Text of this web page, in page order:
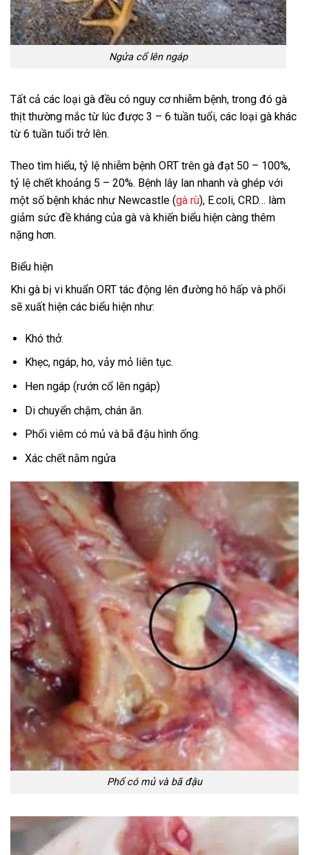
Ngửa cổ lên ngáp
Tất cả các loại gà đều có nguy cơ nhiễm bệnh, trong đó gà
thịt thường mắc từ lúc được 3 – 6 tuần tuổi, các loại gà khác
từ 6 tuần tuổi trở lên.
Theo tìm hiểu, tỷ lệ nhiễm bệnh ORT trên gà đạt 50 – 100%,
tỷ lệ chết khoảng 5 – 20%. Bệnh lây lan nhanh và ghép với
một số bệnh khác như Newcastle (gà rù), E.coli, CRD… làm
giảm sức đề kháng của gà và khiến biểu hiện càng thêm
nặng hơn.
Biểu hiện
Khi gà bị vi khuẩn ORT tác động lên đường hô hấp và phổi
sẽ xuất hiện các biểu hiện như:
Khó thở.
Khẹc, ngáp, ho, vảy mỏ liên tục.
Hen ngáp (rướn cổ lên ngáp)
Di chuyển chậm, chán ăn.
Phổi viêm có mủ và bã đậu hình ống.
Xác chết nằm ngửa
Phổ có mủ và bã đậu